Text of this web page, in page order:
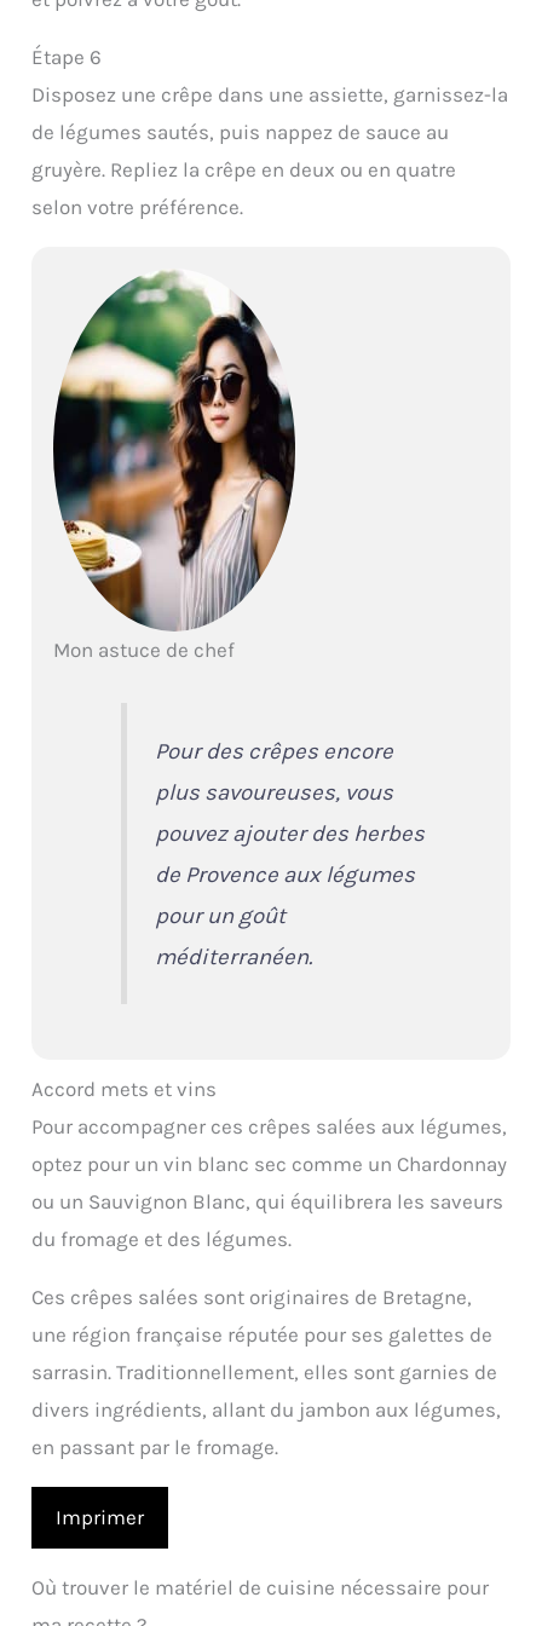
Étape 6
Disposez une crêpe dans une assiette, garnissez-la
de légumes sautés, puis nappez de sauce au
gruyère. Repliez la crêpe en deux ou en quatre
selon votre préférence.
Mon astuce de chef
Pour des crêpes encore
plus savoureuses, vous
pouvez ajouter des herbes
de Provence aux légumes
pour un goût
méditerranéen.
Accord mets et vins
Pour accompagner ces crêpes salées aux légumes,
optez pour un vin blanc sec comme un Chardonnay
ou un Sauvignon Blanc, qui équilibrera les saveurs
du fromage et des légumes.
Ces crêpes salées sont originaires de Bretagne,
une région française réputée pour ses galettes de
sarrasin. Traditionnellement, elles sont garnies de
divers ingrédients, allant du jambon aux légumes,
en passant par le fromage.
Imprimer
Où trouver le matériel de cuisine nécessaire pour